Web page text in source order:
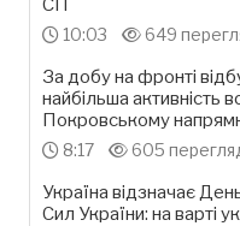
СП
10:03 649
За добу на фронті
найбільша активність
Покровському
8:17 605
Україна відзначає
Сил України: на варті